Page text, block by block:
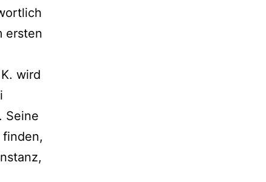
ersten
wird
Seine